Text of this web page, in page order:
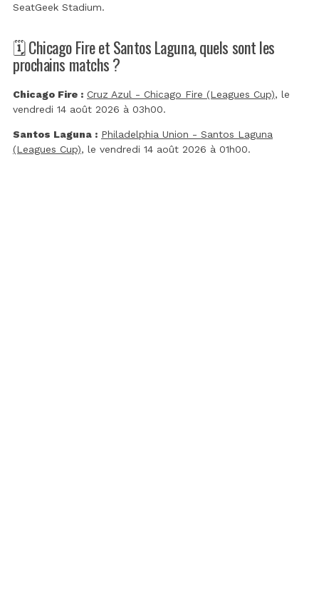
SeatGeek Stadium.
🗓️ Chicago Fire et Santos Laguna, quels sont les
prochains matchs ?
Chicago Fire : Cruz Azul - Chicago Fire (Leagues Cup), le
vendredi 14 août 2026 à 03h00.
Santos Laguna : Philadelphia Union - Santos Laguna
(Leagues Cup), le vendredi 14 août 2026 à 01h00.